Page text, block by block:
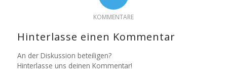
KOMMENTARE
Hinterlasse einen Kommentar
An der Diskussion beteiligen?
Hinterlasse uns deinen Kommentar!